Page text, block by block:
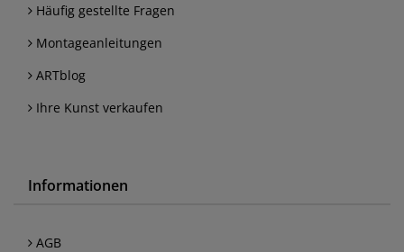
Häufig gestellte Fragen
Montageanleitungen
ARTblog
Ihre Kunst verkaufen
Informationen
AGB